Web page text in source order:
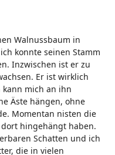
Walnussbaum in
konnte seinen Stamm
Inzwischen ist er zu
Er ist wirklich
mich an ihn
Äste hängen, ohne
Momentan nisten die
hingehängt haben.
Schatten und ich
die in vielen